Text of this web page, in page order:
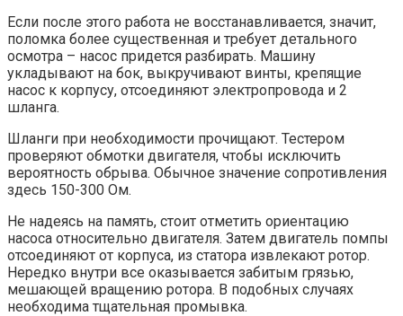
Если после этого работа не восстанавливается, значит,
поломка более существенная и требует детального
осмотра – насос придется разбирать. Машину
укладывают на бок, выкручивают винты, крепящие
насос к корпусу, отсоединяют электропровода и 2
шланга.
Шланги при необходимости прочищают. Тестером
проверяют обмотки двигателя, чтобы исключить
вероятность обрыва. Обычное значение сопротивления
здесь 150-300 Ом.
Не надеясь на память, стоит отметить ориентацию
насоса относительно двигателя. Затем двигатель помпы
отсоединяют от корпуса, из статора извлекают ротор.
Нередко внутри все оказывается забитым грязью,
мешающей вращению ротора. В подобных случаях
необходима тщательная промывка.